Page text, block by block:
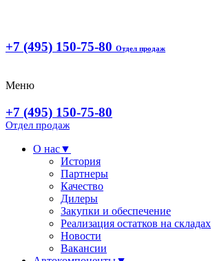
+7 (495) 150-75-80 Отдел продаж
Меню
+7 (495) 150-75-80
Отдел продаж
О нас▼
История
Партнеры
Качество
Дилеры
Закупки и обеспечение
Реализация остатков на складах
Новости
Вакансии